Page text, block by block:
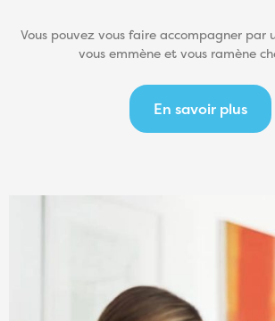
Vous pouvez vous faire accompagner par
vous emmène et vous ramène
En savoir plus